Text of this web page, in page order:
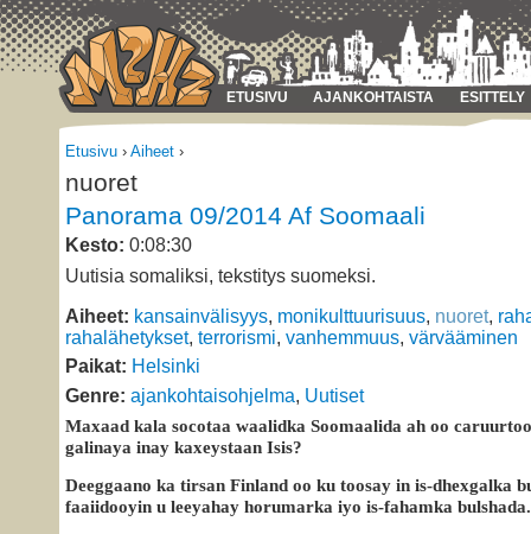
ETUSIVU AJANKOHTAISTA ESITTELY
Etusivu › Aiheet ›
nuoret
Panorama 09/2014 Af Soomaali
Kesto: 0:08:30
Uutisia somaliksi, tekstitys suomeksi.
Aiheet: kansainvälisyys, monikulttuurisuus, nuoret,
rahalähetykset, terrorismi, vanhemmuus, värvääminen
Paikat: Helsinki
Genre: ajankohtaisohjelma, Uutiset
Maxaad kala socotaa waalidka Soomaalida ah oo
galinaya inay kaxeystaan Isis?
Deeggaano ka tirsan Finland oo ku toosay in is-dhexgalka
faaiidooyin u leeyahay horumarka iyo is-fahamka bulshada.